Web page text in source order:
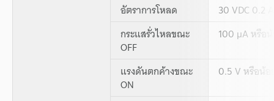
อัตราการโหลด
30 VDC 0.2 A
กระแสรั่วไหลขณะ
OFF
100 µA หรือ
แรงดันตกค้างขณะ
ON
0.5 V หรือน้อ